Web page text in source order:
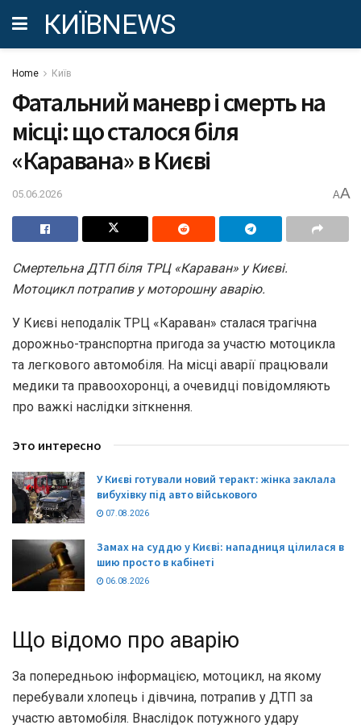
КИЇВNEWS
Home Київ
Фатальний маневр і смерть на
місці: що сталося біля
«Каравана» в Києві
05.06.2026 AA
Смертельна ДТП біля ТРЦ «Караван» у Києві.
Мотоцикл потрапив у моторошну аварію.
У Києві неподалік ТРЦ «Караван» сталася трагічна
дорожньо-транспортна пригода за участю мотоцикла
та легкового автомобіля. На місці аварії працювали
медики та правоохоронці, а очевидці повідомляють
про важкі наслідки зіткнення.
Это интересно
У Києві готували новий теракт: жінка заклала
вибухівку під авто військового
07.08.2026
Замах на суддю у Києві: нападниця цілилася в
шию просто в кабінеті
06.08.2026
Що відомо про аварію
За попередньою інформацією, мотоцикл, на якому
перебували хлопець і дівчина, потрапив у ДТП за
участю автомобіля. Внаслідок потужного удару